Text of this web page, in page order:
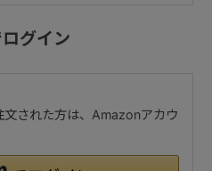
グイン
された方は、Amazonアカウ